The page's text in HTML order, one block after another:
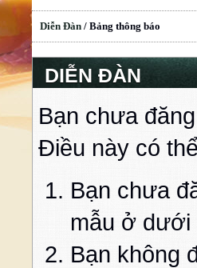
Diễn Đàn / Bảng thông báo
DIỄN ĐÀN
Bạn chưa
Điều này có
Bạn chưa
mẫu ở dưới
Bạn không